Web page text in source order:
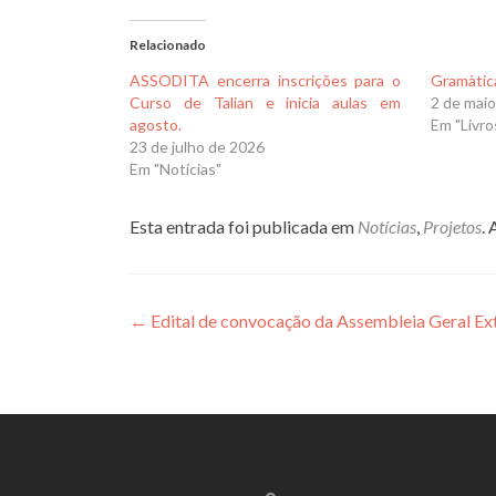
Relacionado
ASSODITA encerra inscrições para o
Curso de Talian e inicia aulas em
agosto.
23 de julho de 2026
Em "Notícias"
2 de
Em
Esta entrada foi publicada em Notícias, Projetos.
Navegação
← Edital de convocação da Assembleia Geral